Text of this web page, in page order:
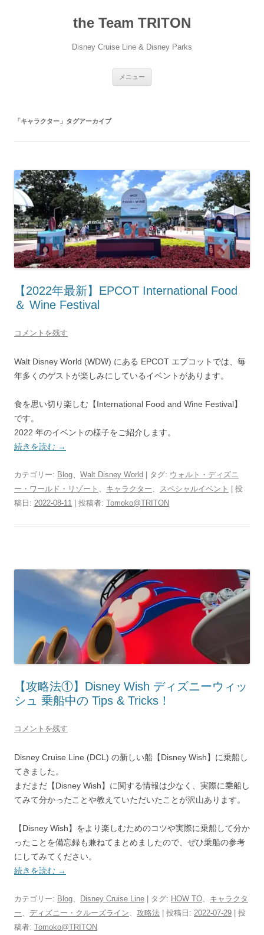
the Team TRITON
Disney Cruise Line & Disney Parks
メニュー
「キャラクター 」タグアーカイブ
【2022年最新】EPCOT International Food
＆ Wine Festival
コメントを残す
Walt Disney World (WDW) にある EPCOT エプコットでは、毎
年多くのゲストが楽しみにしているイベントがあります。
食を思い切り楽しむ【International Food and Wine Festival】
です。
2022 年のイベントの様子をご紹介します。
続きを読む →
カテゴリー: Blog、 Walt Disney World | タグ: ウォルト・ディズニ
ー・ワールド・リゾート 、 キャラクター、 スペシャルイベント
| 投
稿日: 2022-08-11 投稿者: Tomoko@TRITON
【攻略法①】Disney Wish ディズニーウィッ
シュ 乗船中の Tips & Tricks！
コメントを残す
Disney Cruise Line (DCL) の新しい船【Disney Wish】に乗船し
てきました。
まだまだ【Disney Wish】に関する情報は少なく、実際に乗船し
てみて分かったことや教えていただいたことが沢山あります。
【Disney Wish】をより楽しむためのコツや実際に乗船して分か
ったことを備忘録も兼ねてまとめましたので、ぜひ乗船の参考
にしてみてください。
続きを読む →
カテゴリー: Blog、 Disney Cruise Line | タグ: HOW TO、 キャラクタ
ー、 ディズニー・クルーズライン、 攻略法 | 投稿日: 2022-07-29
投
稿者: Tomoko@TRITON